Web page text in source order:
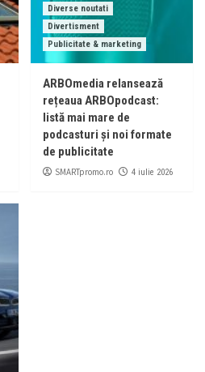
Diverse noutati
Divertisment
Publicitate & marketing
ARBOmedia relansează
rețeaua ARBOpodcast:
listă mai mare de
podcasturi și noi formate
de publicitate
SMARTpromo.ro 4 iulie 2026